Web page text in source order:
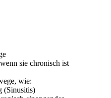
sie chronisch ist
wie:
(Sinusitis)